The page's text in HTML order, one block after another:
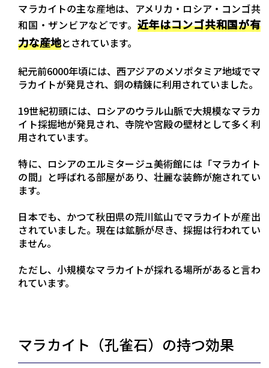
マラカイトの主な産地は、アメリカ・ロシア・コンゴ共
和国・ザンビアなどです。 近年はコンゴ共和国が有
力な産地とされています。
紀元前6000年頃には、西アジアのメソポタミア地域でマ
ラカイトが発見され、銅の精錬に利用されていました。
19世紀初頭には、ロシアのウラル山脈で大規模なマラカ
イト採掘地が発見され、寺院や宮殿の壁材として多く利
用されています。
特に、ロシアのエルミタージュ美術館には「マラカイト
の間」と呼ばれる部屋があり、壮麗な装飾が施されてい
ます。
日本でも、かつて秋田県の荒川鉱山でマラカイトが産出
されていました。現在は鉱脈が尽き、採掘は行われてい
ません。
ただし、小規模なマラカイトが採れる場所があると言わ
れています。
マラカイト（孔雀石）の持つ効果